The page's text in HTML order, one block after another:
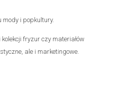
i popkultury.
fryzur czy materiałów
ale i marketingowe.